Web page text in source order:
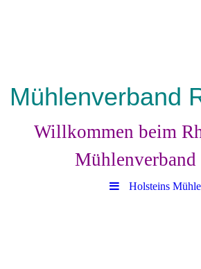
Mühlenverband
Willkommen beim
Mühlenverband
Holsteins Mühle